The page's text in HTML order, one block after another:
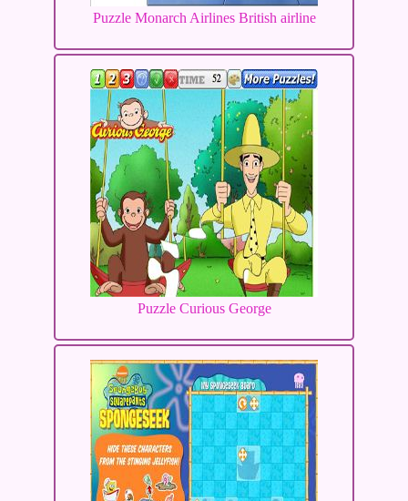
Puzzle Monarch Airlines British airline
Puzzle Curious George